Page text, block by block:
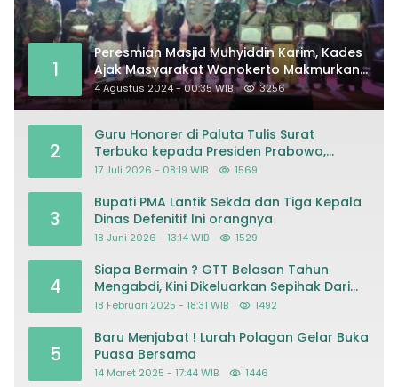
1
Peresmian Masjid Muhyiddin Karim, Kades
Ajak Masyarakat Wonokerto Makmurkan
Masjid
4 Agustus 2024 - 00:35 WIB 3256
2
Guru Honorer di Paluta Tulis Surat
Terbuka kepada Presiden Prabowo,
Mohon Keadilan atas Dugaan
17 Juli 2026 - 08:19 WIB 1569
3
Bupati PMA Lantik Sekda dan Tiga Kepala
Dinas Defenitif Ini orangnya
18 Juni 2026 - 13:14 WIB 1529
4
Siapa Bermain ? GTT Belasan Tahun
Mengabdi, Kini Dikeluarkan Sepihak Dari
Dapodik
18 Februari 2025 - 18:31 WIB 1492
5
Baru Menjabat ! Lurah Polagan Gelar Buka
Puasa Bersama
14 Maret 2025 - 17:44 WIB 1446